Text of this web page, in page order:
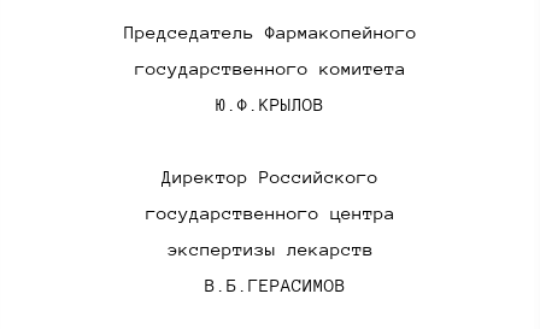
Председатель Фармакопейного
государственного комитета
Ю.Ф.КРЫЛОВ
Директор Российского
государственного центра
экспертизы лекарств
В.Б.ГЕРАСИМОВ​